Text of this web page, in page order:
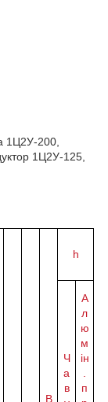
1Ц2У-200,
1Ц2У-125,
B
h
Ч
а
в
А
л
ю
м
ін
п